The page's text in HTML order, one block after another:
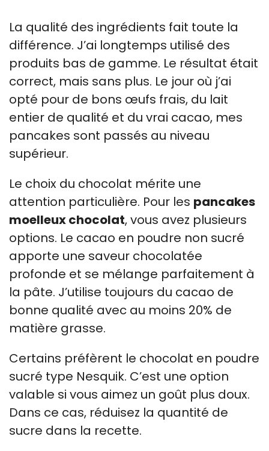
La qualité des ingrédients fait toute la
différence. J’ai longtemps utilisé des
produits bas de gamme. Le résultat était
correct, mais sans plus. Le jour où j’ai
opté pour de bons œufs frais, du lait
entier de qualité et du vrai cacao, mes
pancakes sont passés au niveau
supérieur.
Le choix du chocolat mérite une
attention particulière. Pour les pancakes
moelleux chocolat, vous avez plusieurs
options. Le cacao en poudre non sucré
apporte une saveur chocolatée
profonde et se mélange parfaitement à
la pâte. J’utilise toujours du cacao de
bonne qualité avec au moins 20% de
matière grasse.
Certains préfèrent le chocolat en poudre
sucré type Nesquik. C’est une option
valable si vous aimez un goût plus doux.
Dans ce cas, réduisez la quantité de
sucre dans la recette.